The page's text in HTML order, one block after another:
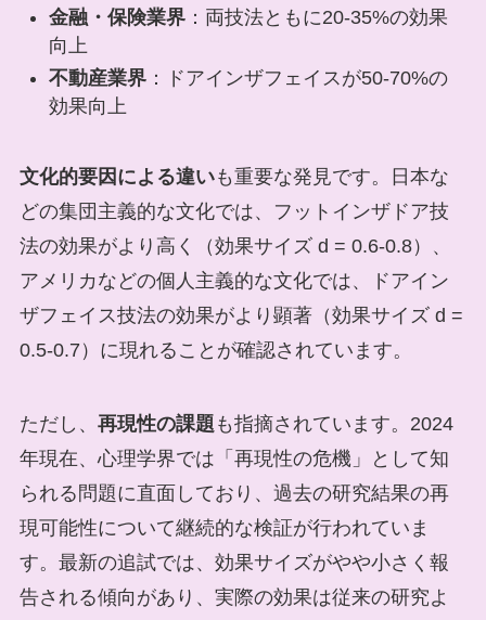
金融・保険業界：両技法ともに20-35%の効果
向上
不動産業界：ドアインザフェイスが50-70%の
効果向上
文化的要因による違いも重要な発見です。日本な
どの集団主義的な文化では、フットインザドア技
法の効果がより高く（効果サイズ d = 0.6-0.8）、
アメリカなどの個人主義的な文化では、ドアイン
ザフェイス技法の効果がより顕著（効果サイズ d =
0.5-0.7）に現れることが確認されています。
ただし、 再現性の課題 も指摘されています。2024
年現在、心理学界では「再現性の危機」として知
られる問題に直面しており、過去の研究結果の再
現可能性について継続的な検証が行われていま
す。最新の追試では、効果サイズがやや小さく報
告される傾向があり、実際の効果は従来の研究よ